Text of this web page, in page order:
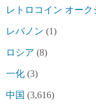
レトロコイン オーク
レバノン (1)
ロシア (8)
一化 (3)
中国 (3,616)